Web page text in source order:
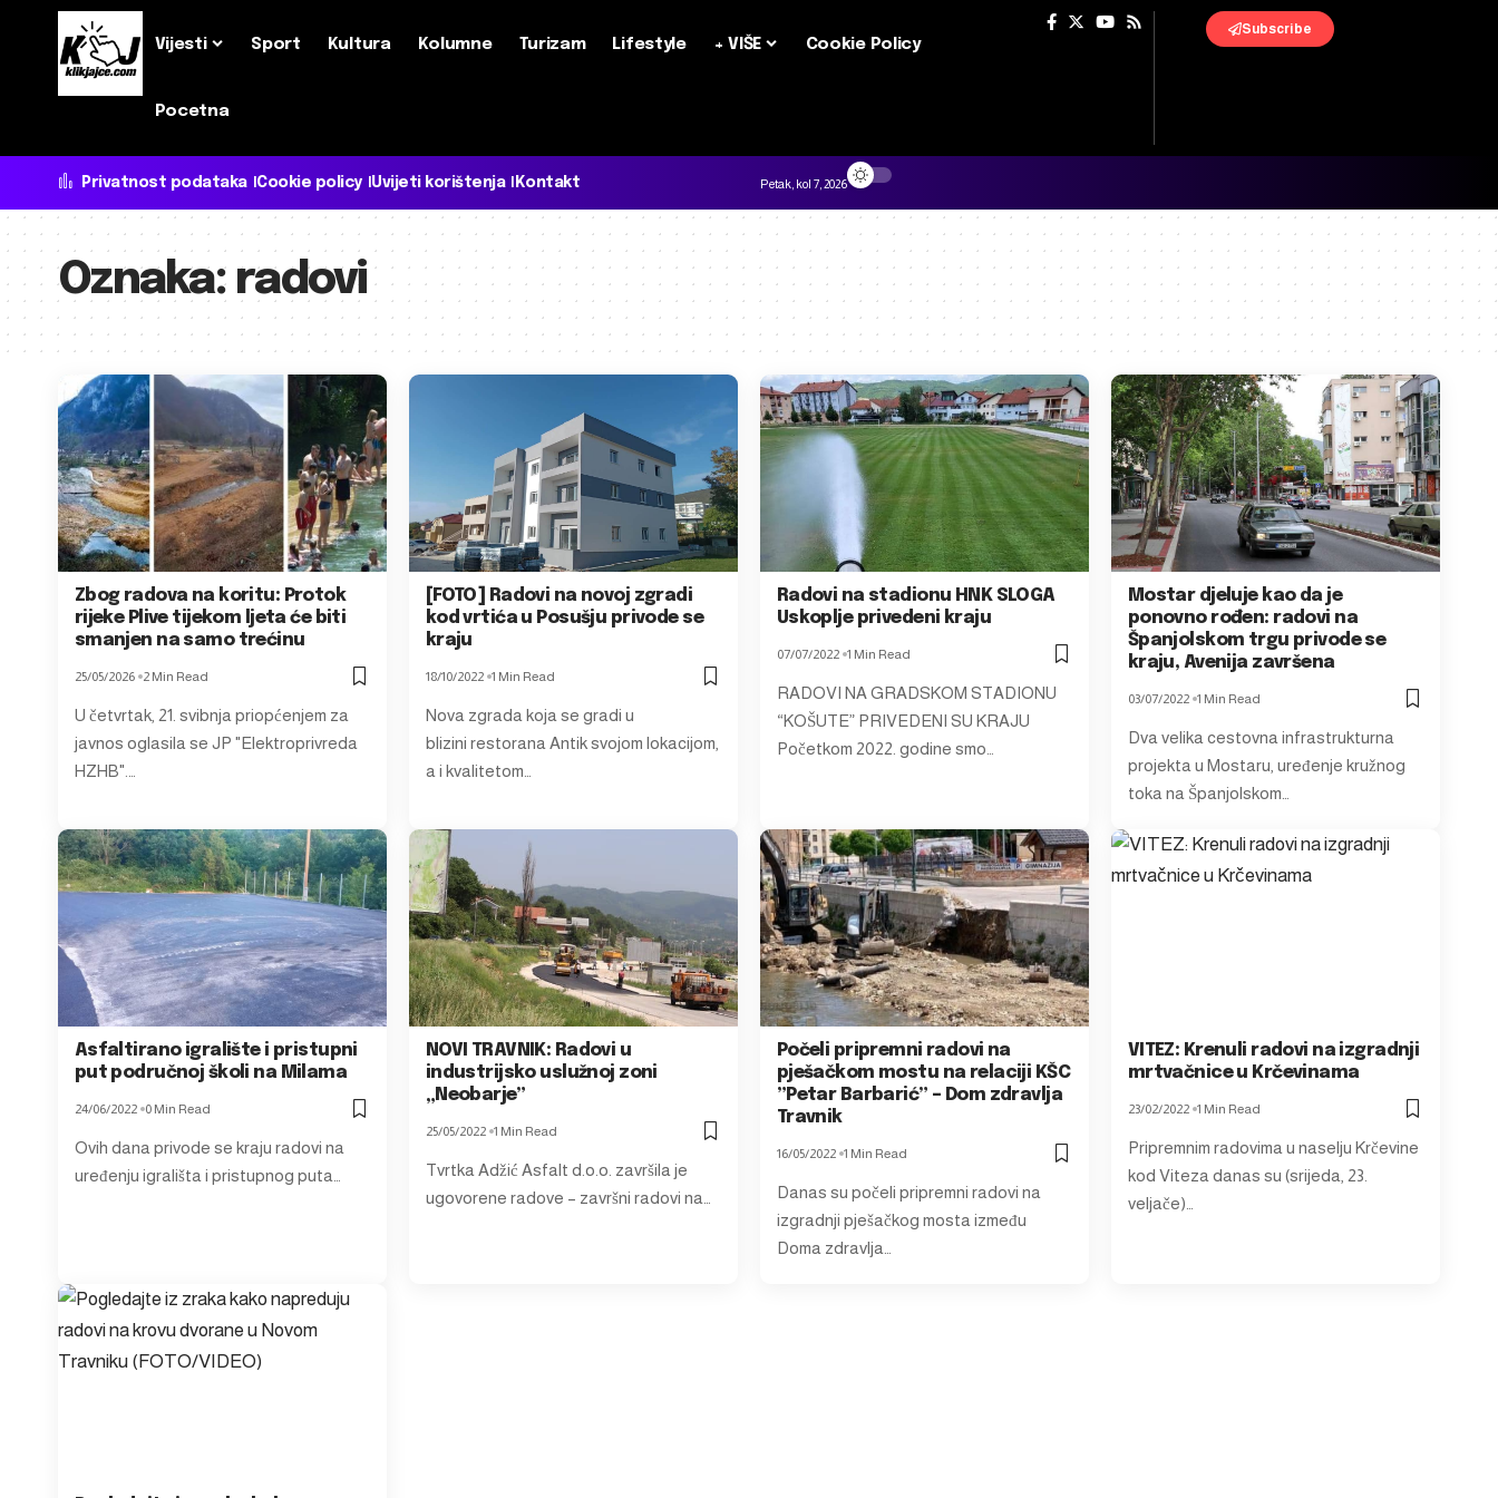
Vijesti Sport Kultura Kolumne Turizam Lifestyle + VIŠE Cookie Policy
Pocetna
Subscribe
Privatnost podataka Cookie policy Uvijeti korištenja Kontakt Petak, kol 7, 2026
Oznaka: radovi
Zbog radova na koritu: Protok
rijeke Plive tijekom ljeta će biti
smanjen na samo trećinu
25/05/2026 2 Min Read
U četvrtak, 21. svibnja priopćenjem za
javnos oglasila se JP "Elektroprivreda
HZHB".…
[FOTO] Radovi na novoj zgradi
kod vrtića u Posušju privode se
kraju
18/10/2022 1 Min Read
Nova zgrada koja se gradi u
blizini restorana Antik svojom lokacijom,
a i kvalitetom…
Radovi na stadionu HNK SLOGA
Uskoplje privedeni kraju
07/07/2022 1 Min Read
RADOVI NA GRADSKOM STADIONU
“KOŠUTE” PRIVEDENI SU KRAJU
Početkom 2022. godine smo…
Mostar djeluje kao da je
ponovno rođen: radovi na
Španjolskom trgu privode se
kraju, Avenija završena
03/07/2022 1 Min Read
Dva velika cestovna infrastrukturna
projekta u Mostaru, uređenje kružnog
toka na Španjolskom…
Asfaltirano igralište i pristupni
put područnoj školi na Milama
24/06/2022 0 Min Read
Ovih dana privode se kraju radovi na
uređenju igrališta i pristupnog puta…
NOVI TRAVNIK: Radovi u
industrijsko uslužnoj zoni
„Neobarje”
25/05/2022 1 Min Read
Tvrtka Adžić Asfalt d.o.o. završila je
ugovorene radove – završni radovi na…
Počeli pripremni radovi na
pješačkom mostu na relaciji KŠC
”Petar Barbarić” – Dom zdravlja
Travnik
16/05/2022 1 Min Read
Danas su počeli pripremni radovi na
izgradnji pješačkog mosta između
Doma zdravlja…
VITEZ: Krenuli radovi na izgradnji
mrtvačnice u Krčevinama
23/02/2022 1 Min Read
Pripremnim radovima u naselju Krčevine
kod Viteza danas su (srijeda, 23.
veljače)…